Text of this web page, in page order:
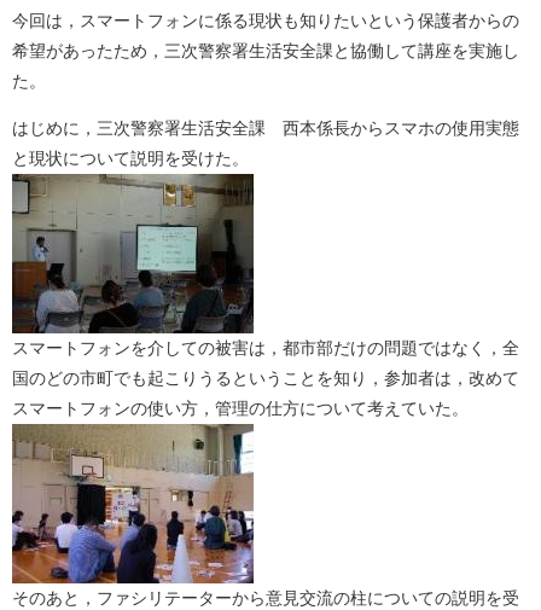
今回は，スマートフォンに係る現状も知りたいという保護者からの
希望があったため，三次警察署生活安全課と協働して講座を実施し
た。
はじめに，三次警察署生活安全課 西本係長からスマホの使用実態
と現状について説明を受けた。
スマートフォンを介しての被害は，都市部だけの問題ではなく，全
国のどの市町でも起こりうるということを知り，参加者は，改めて
スマートフォンの使い方，管理の仕方について考えていた。
そのあと，ファシリテーターから意見交流の柱についての説明を受